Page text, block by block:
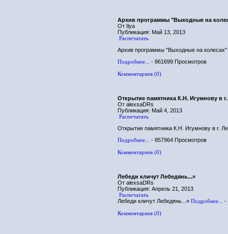
Архив программы "Выходные на
От Ilya
Публикация: Май 13, 2013
Распечатать
Архив программы "Выходные на колесах"
Подробнее...
- 861699 Просмотров
Комментариев (0)
Открытие памятника К.Н. Игумнову в
От alexsaDRs
Публикация: Май 4, 2013
Распечатать
Открытие памятника К.Н. Игумнову в г.
Подробнее...
- 857964 Просмотров
Комментариев (0)
Лебеди кличут Лебедянь...»
От alexsaDRs
Публикация: Апрель 21, 2013
Распечатать
Лебеди кличут Лебедянь...» Подробнее...
-
Комментариев (0)